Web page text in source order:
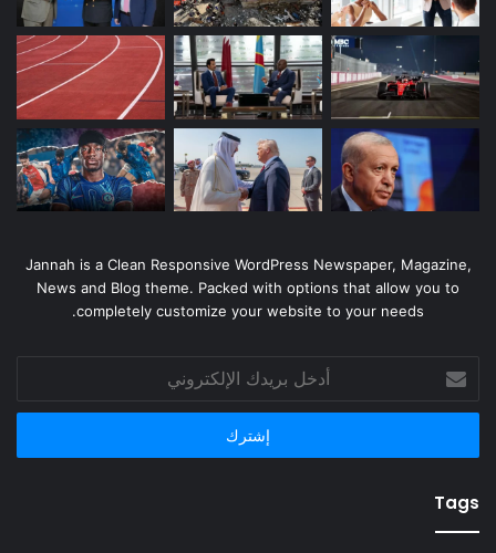
Jannah is a Clean Responsive WordPress Newspaper, Magazine,
News and Blog theme. Packed with options that allow you to
completely customize your website to your needs.
بريدك
الإلكتروني
Tags